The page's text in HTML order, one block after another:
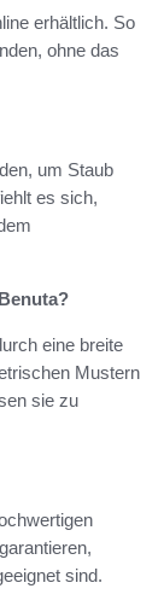
erhältlich. So
ohne das
um Staub
es sich,
eine breite
Mustern
sie zu
sind.